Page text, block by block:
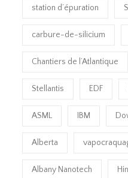
station d’épuration
carbure-de-silicium
Chantiers de l’Atlantique
Stellantis EDF
ASML IBM
Alberta
Albany Nanotech